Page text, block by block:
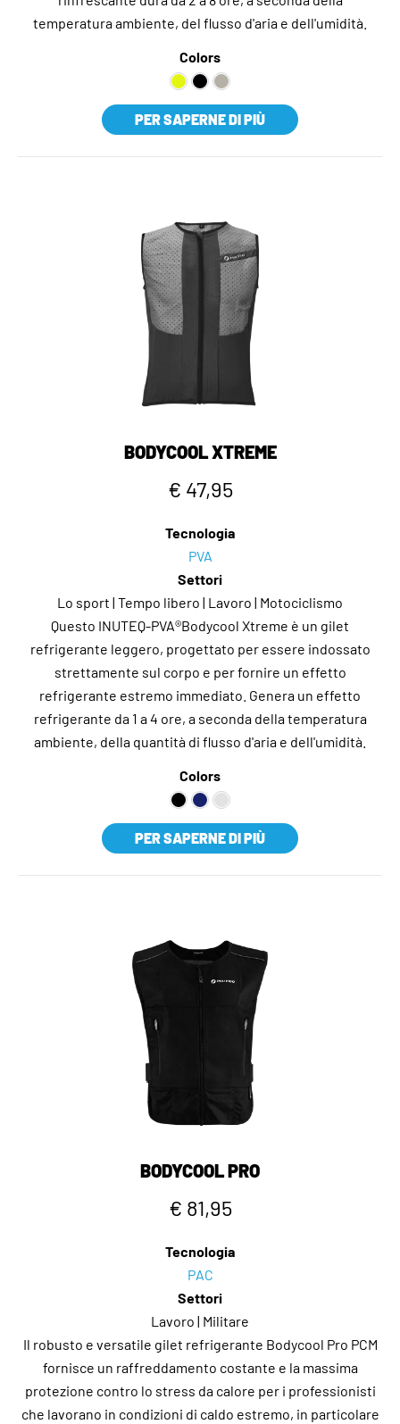
temperatura ambiente, del flusso d'aria e dell'umidità.
Colors
PER SAPERNE DI PIÙ
BODYCOOL XTREME
€ 47,95
Tecnologia
PVA
Settori
Lo sport | Tempo libero | Lavoro | Motociclismo
Questo INUTEQ-PVA®Bodycool Xtreme è un gilet
refrigerante leggero, progettato per essere indossato
strettamente sul corpo e per fornire un effetto
refrigerante estremo immediato. Genera un effetto
refrigerante da 1 a 4 ore, a seconda della temperatura
ambiente, della quantità di flusso d'aria e dell'umidità.
Colors
PER SAPERNE DI PIÙ
BODYCOOL PRO
€ 81,95
Tecnologia
PAC
Settori
Lavoro | Militare
Il robusto e versatile gilet refrigerante Bodycool Pro PCM
fornisce un raffreddamento costante e la massima
protezione contro lo stress da calore per i professionisti
che lavorano in condizioni di caldo estremo, in particolare